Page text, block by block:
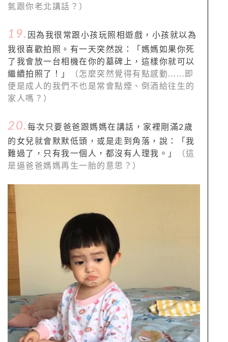
氣跟你老北講話？）
19. 因為我很常跟小孩玩照相遊戲，小孩就以為
我很喜歡拍照。有一天突然說：「媽媽如果你死
了我會放一台相機在你的墓碑上，這樣你就可以
繼續拍照了！」
（怎麼突然覺得有點感動......即
便是成人的我們不也是常會點煙、倒酒給往生的
家人嗎？）
20. 每次只要爸爸跟媽媽在講話，家裡剛滿2歲
的女兒就會默默低頭，或是走到角落，說：「我
難過了，只有我一個人，都沒有人理我。」
（這
是逼爸爸媽媽再生一胎的意思？）